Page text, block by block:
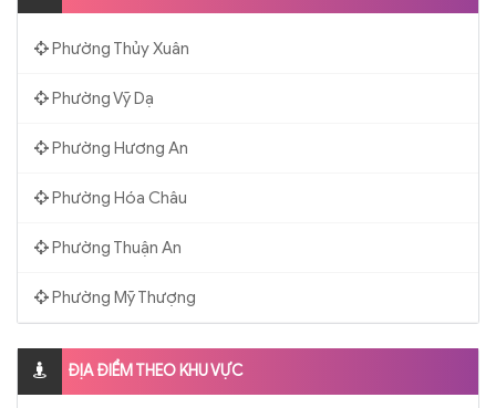
Phường Thủy Xuân
Phường Vỹ Dạ
Phường Hương An
Phường Hóa Châu
Phường Thuận An
Phường Mỹ Thượng
ĐỊA ĐIỂM THEO KHU VỰC